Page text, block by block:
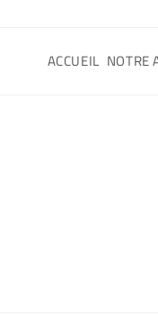
ACCUEIL NOTRE